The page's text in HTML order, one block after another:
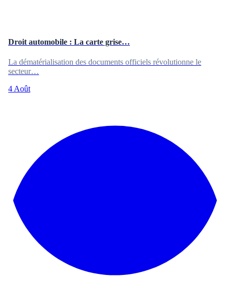
Droit automobile : La carte grise…
La dématérialisation des documents officiels révolutionne le
secteur…
4 Août